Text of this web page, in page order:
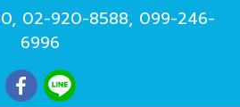
, 02-920-8588, 099-246-
6996